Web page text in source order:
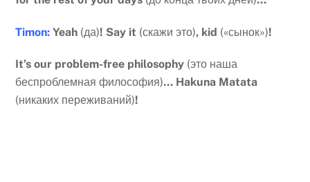
Timon: Yeah (да)! Say it (скажи это), kid («сынок»)!
It’s our problem-free philosophy (это наша
беспроблемная философия)… Hakuna Matata
(никаких переживаний)!